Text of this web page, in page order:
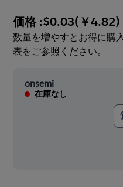
価格 :$0.03(￥4.82)
数量を増やすとお得に購
表をご参照ください。
onsemi
在庫なし